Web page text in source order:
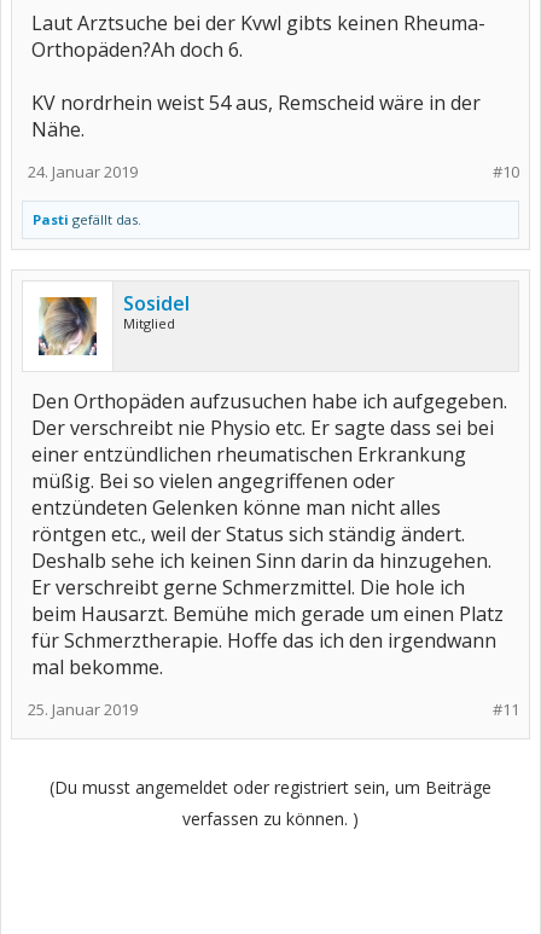
Laut Arztsuche bei der Kvwl gibts keinen Rheuma-
Orthopäden?Ah doch 6.
KV nordrhein weist 54 aus, Remscheid wäre in der
Nähe.
#10
24. Januar 2019
Pasti gefällt das.
Sosidel
Mitglied
Den Orthopäden aufzusuchen habe ich aufgegeben.
Der verschreibt nie Physio etc. Er sagte dass sei bei
einer entzündlichen rheumatischen Erkrankung
müßig. Bei so vielen angegriffenen oder
entzündeten Gelenken könne man nicht alles
röntgen etc., weil der Status sich ständig ändert.
Deshalb sehe ich keinen Sinn darin da hinzugehen.
Er verschreibt gerne Schmerzmittel. Die hole ich
beim Hausarzt. Bemühe mich gerade um einen Platz
für Schmerztherapie. Hoffe das ich den irgendwann
mal bekomme.
#11
25. Januar 2019
(Du musst angemeldet oder registriert sein, um Beiträge
verfassen zu können. )